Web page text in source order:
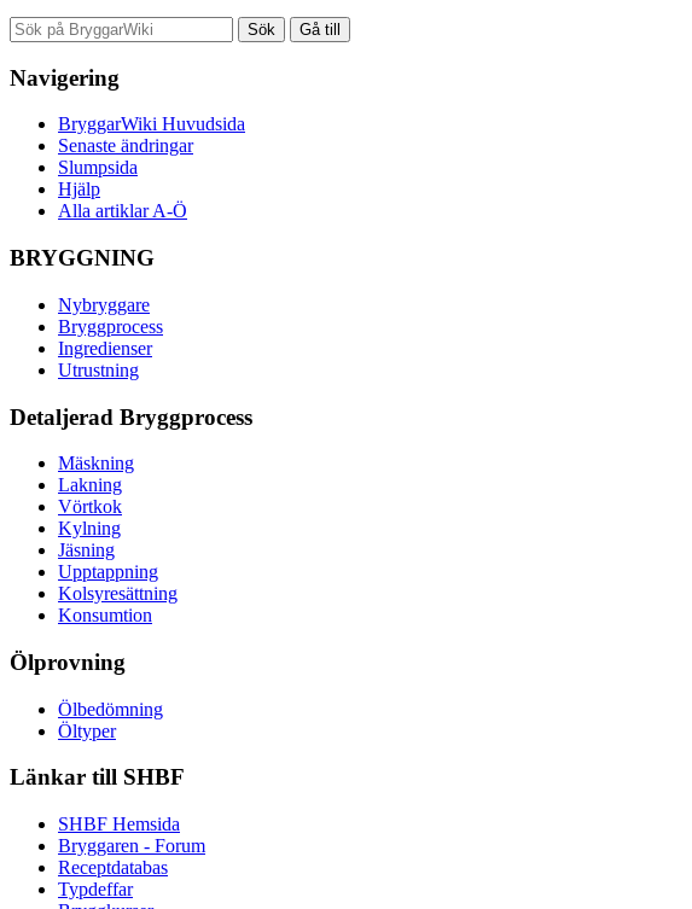
Navigering
BryggarWiki Huvudsida
Senaste ändringar
Slumpsida
Hjälp
Alla artiklar A-Ö
BRYGGNING
Nybryggare
Bryggprocess
Ingredienser
Utrustning
Detaljerad Bryggprocess
Mäskning
Lakning
Vörtkok
Kylning
Jäsning
Upptappning
Kolsyresättning
Konsumtion
Ölprovning
Ölbedömning
Öltyper
Länkar till SHBF
SHBF Hemsida
Bryggaren - Forum
Receptdatabas
Typdeffar